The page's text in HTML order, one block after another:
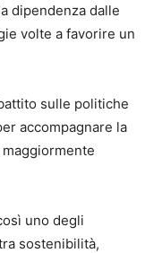
dipendenza dalle
volte a favorire un
sulle politiche
accompagnare la
uno degli
sostenibilità,